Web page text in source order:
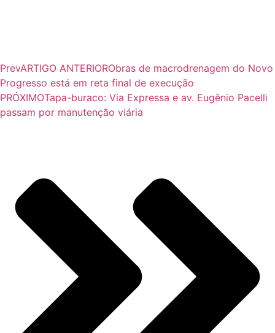
PrevARTIGO ANTERIORObras de macrodrenagem do Novo
Progresso está em reta final de execução
PRÓXIMOTapa-buraco: Via Expressa e av. Eugênio Pacelli
passam por manutenção viária